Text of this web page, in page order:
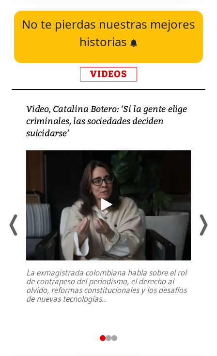
No te pierdas nuestras mejores
historias
VIDEOS
Video, Catalina Botero: ‘Si la gente elige
criminales, las sociedades deciden
suicidarse’
La exmagistrada colombiana habla sobre el rol
de contrapeso del periodismo, el derecho al
olvido, reformas constitucionales y los desafíos
de nuevas tecnologías...